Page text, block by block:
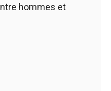
hommes et